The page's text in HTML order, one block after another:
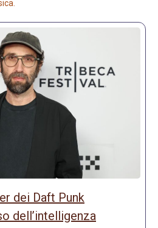
dei Daft Punk
dell’intelligenza